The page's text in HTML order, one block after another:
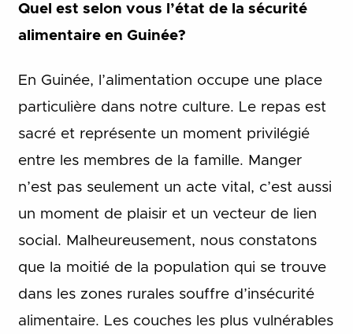
Quel est selon vous l’état de la sécurité
alimentaire en Guinée?
En Guinée, l’alimentation occupe une place
particulière dans notre culture. Le repas est
sacré et représente un moment privilégié
entre les membres de la famille. Manger
n’est pas seulement un acte vital, c’est aussi
un moment de plaisir et un vecteur de lien
social. Malheureusement, nous constatons
que la moitié de la population qui se trouve
dans les zones rurales souffre d’insécurité
alimentaire. Les couches les plus vulnérables